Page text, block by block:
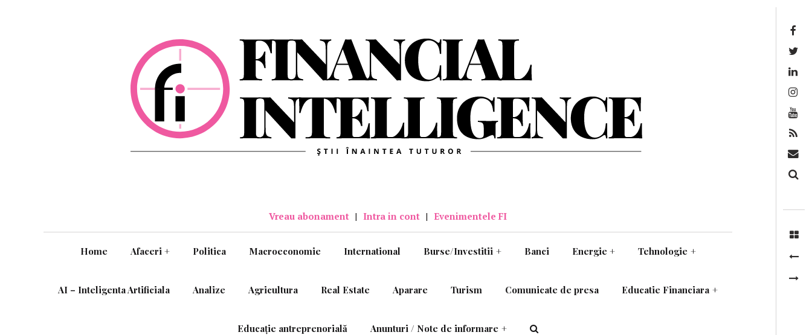
Vreau abonament | Intra in cont | Evenimentele FI
Home Afaceri + Politica Macroeconomie International Burse/Investitii + Banci Energie + Tehnologie +
AI – Inteligenta Artificiala Analize Agricultura Real Estate Aparare Turism Comunicate de presa Educatie Financiara +
Educație antreprenorială Anunturi / Note de informare +